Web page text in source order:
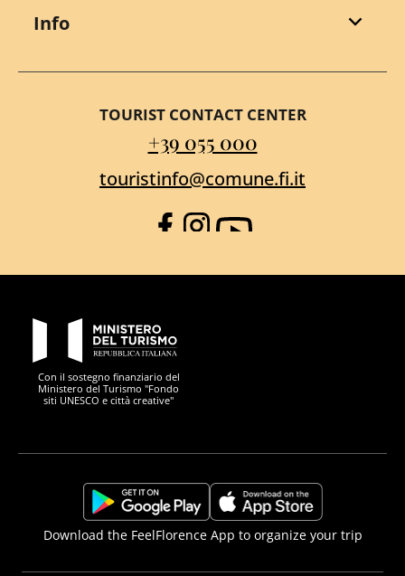
Info
TOURIST CONTACT CENTER
+39 055 000
touristinfo@comune.fi.it
Facebook
Instagram
YouTube
Con il sostegno finanziario del
Ministero del Turismo "Fondo
siti UNESCO e città creative"
https://play.google.com/store/apps/details?
https://apps.apple.com/it/app/
Download the FeelFlorence App to organize your trip